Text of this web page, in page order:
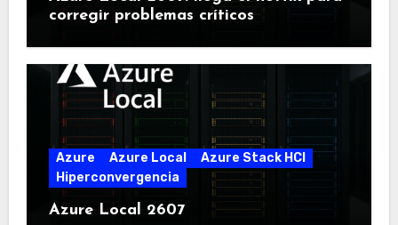
corregir problemas críticos
Azure Azure Local
Azure Stack HCI
Hiperconvergencia
Azure Local 2607